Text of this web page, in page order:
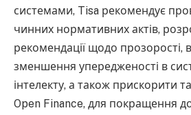
системами, Tisa рекомендує
чинних нормативних актів,
рекомендації щодо прозорості,
зменшення упередженості в
інтелекту, а також прискорити
Open Finance, для покращення